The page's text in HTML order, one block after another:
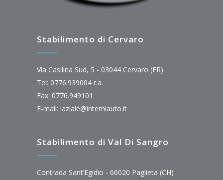
Stabilimento di Cervaro
Via Casilina Sud, 5 - 03044 Cervaro (FR)
Tel: 0776.939004 r.a.
Fax: 0776.949101
E-mail: laziale@interniauto.it
Stabilimento di Val Di Sangro
Contrada Sant’Egidio - 66020 Paglieta (CH)